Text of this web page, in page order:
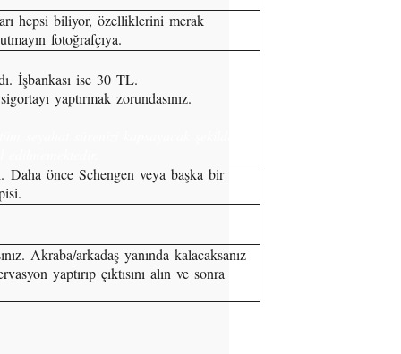
hepsi biliyor, özelliklerini merak
fotoğrafçıya.
İşbankası ise 30 TL.
yaptırmak zorundasınız.
Daha önce Schengen veya başka bir
Akraba/arkadaş yanında kalacaksanız
yaptırıp çıktısını alın ve sonra